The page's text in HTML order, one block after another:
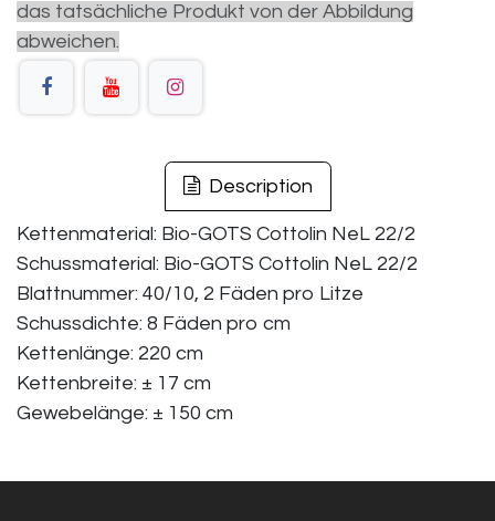
das tatsächliche Produkt von der Abbildung
abweichen.
Description
Kettenmaterial: Bio-GOTS Cottolin NeL 22/2
Schussmaterial: Bio-GOTS Cottolin NeL 22/2
Blattnummer: 40/10, 2 Fäden pro Litze
Schussdichte: 8 Fäden pro cm
Kettenlänge: 220 cm
Kettenbreite: ± 17 cm
Gewebelänge: ± 150 cm